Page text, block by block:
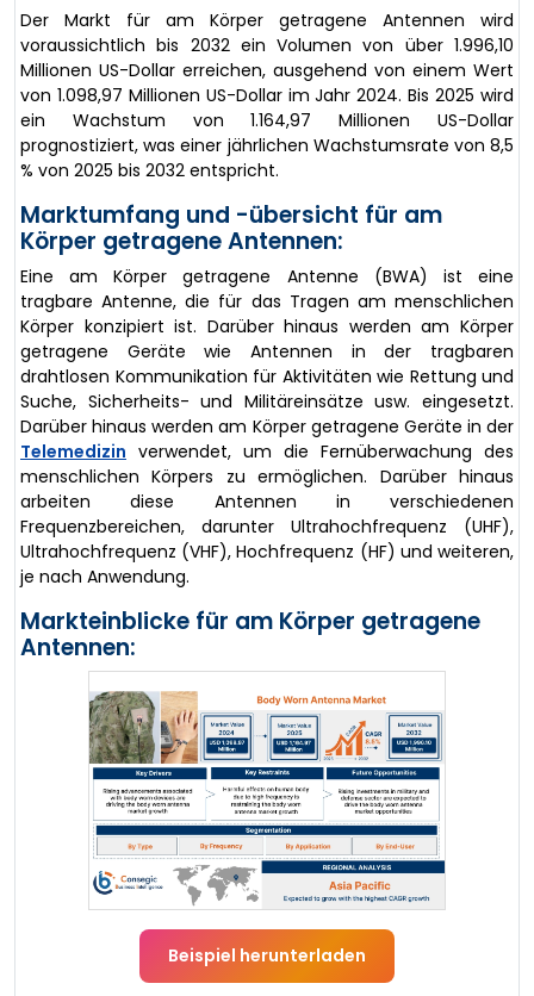
Der Markt für am Körper getragene Antennen wird
voraussichtlich bis 2032 ein Volumen von über 1.996,10
Millionen US-Dollar erreichen, ausgehend von einem Wert
von 1.098,97 Millionen US-Dollar im Jahr 2024. Bis 2025 wird
ein Wachstum von 1.164,97 Millionen US-Dollar
prognostiziert, was einer jährlichen Wachstumsrate von 8,5
% von 2025 bis 2032 entspricht.
Marktumfang und -übersicht für am
Körper getragene Antennen:
Eine am Körper getragene Antenne (BWA) ist eine
tragbare Antenne, die für das Tragen am menschlichen
Körper konzipiert ist. Darüber hinaus werden am Körper
getragene Geräte wie Antennen in der tragbaren
drahtlosen Kommunikation für Aktivitäten wie Rettung und
Suche, Sicherheits- und Militäreinsätze usw. eingesetzt.
Darüber hinaus werden am Körper getragene Geräte in der
Telemedizin verwendet, um die Fernüberwachung des
menschlichen Körpers zu ermöglichen. Darüber hinaus
arbeiten diese Antennen in verschiedenen
Frequenzbereichen, darunter Ultrahochfrequenz (UHF),
Ultrahochfrequenz (VHF), Hochfrequenz (HF) und weiteren,
je nach Anwendung.
Markteinblicke für am Körper getragene
Antennen:
Beispiel herunterladen